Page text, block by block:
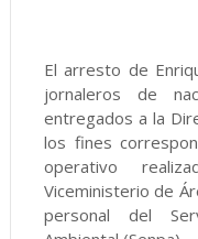
El arresto de
jornaleros de
entregados a la
los fines
operativo
Viceministerio de
personal del